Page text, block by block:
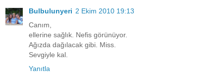
Bulbulunyeri 2 Ekim 2010 19:13
Canım,
ellerine sağlık. Nefis görünüyor.
Ağızda dağılacak gibi. Miss.
Sevgiyle kal.
Yanıtla